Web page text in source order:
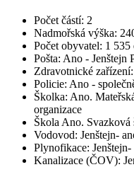
Počet částí: 2
Nadmořská výška:
Počet obyvatel: 1
Pošta: Ano - Jenštejn
Zdravotnické
Policie: Ano -
Školka: Ano.
organizace
Škola Ano. Svazková
Vodovod: Jenštejn-
Plynofikace:
Kanalizace (ČOV):